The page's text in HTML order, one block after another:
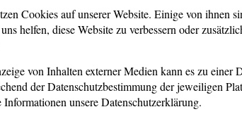
zur Finanzierung geäußert als vielmehr sich
Rundfunk „nicht sendet, was Sie gern wollen,
Hövelmann (SPD)
vorzugeben.“ Es gebe auch für die SPD
diene dazu, die Institution unabhängig von
Cookies auf unserer Website. Einige von ihnen
helfen, diese Website zu verbessern oder
von Inhalten externer Medien kann es zu einer
der Datenschutzbestimmung der jeweiligen
Informationen unsere Datenschutzerklärung.